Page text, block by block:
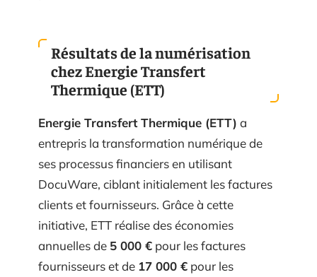
Résultats de la numérisation
chez Energie Transfert
Thermique (ETT)
Energie Transfert Thermique (ETT) a
entrepris la transformation numérique de
ses processus financiers en utilisant
DocuWare, ciblant initialement les factures
clients et fournisseurs. Grâce à cette
initiative, ETT réalise des économies
annuelles de 5 000 € pour les factures
fournisseurs et de 17 000 € pour les